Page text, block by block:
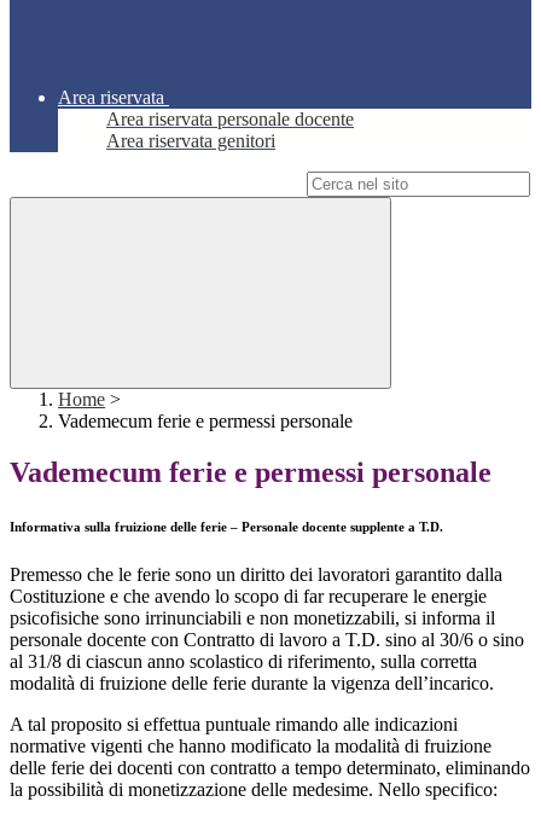
Area riservata
Area riservata personale docente
Area riservata genitori
Home >
Vademecum ferie e permessi personale
Vademecum ferie e permessi personale
Informativa sulla fruizione delle ferie – Personale docente supplente a T.D.
Premesso che le ferie sono un diritto dei lavoratori garantito dalla
Costituzione e che avendo lo scopo di far recuperare le energie
psicofisiche sono irrinunciabili e non monetizzabili, si informa il
personale docente con Contratto di lavoro a T.D. sino al 30/6 o sino
al 31/8 di ciascun anno scolastico di riferimento, sulla corretta
modalità di fruizione delle ferie durante la vigenza dell’incarico.
A tal proposito si effettua puntuale rimando alle indicazioni
normative vigenti che hanno modificato la modalità di fruizione
delle ferie dei docenti con contratto a tempo determinato, eliminando
la possibilità di monetizzazione delle medesime. Nello specifico: